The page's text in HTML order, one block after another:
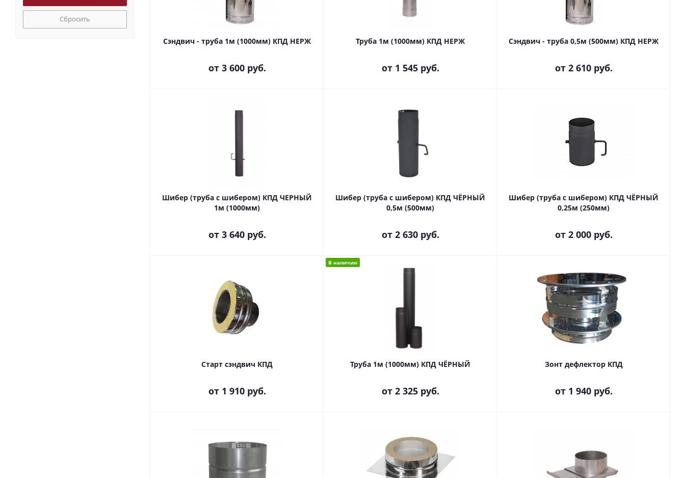
Сэндвич - труба 1м (1000мм) КПД НЕРЖ
от 3 600 руб.
Труба 1м (1000мм) КПД НЕРЖ
от 1 545 руб.
Сэндвич - труба 0,5м (500мм) КПД НЕРЖ
от 2 610 руб.
Шибер (труба с шибером) КПД ЧЕРНЫЙ
1м (1000мм)
от 3 640 руб.
Шибер (труба с шибером) КПД ЧЁРНЫЙ
0,5м (500мм)
от 2 630 руб.
Шибер (труба с шибером) КПД ЧЁРНЫЙ
0,25м (250мм)
от 2 000 руб.
Старт сэндвич КПД
от 1 910 руб.
В наличии
Труба 1м (1000мм) КПД ЧЁРНЫЙ
от 2 325 руб.
Зонт дефлектор КПД
от 1 940 руб.
Сбросить